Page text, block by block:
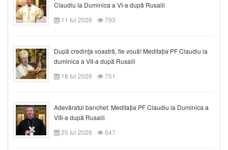
Claudiu la Duminica a VI-a după Rusalii
11 Iul 2026
793
După credinţa voastră, fie vouă! Meditația PF Claudiu la
duminica a VII-a după Rusalii
18 Iul 2026
751
Adevăratul banchet: Meditația PF Claudiu la Duminica a
VIII-a după Rusalii
25 Iul 2026
647